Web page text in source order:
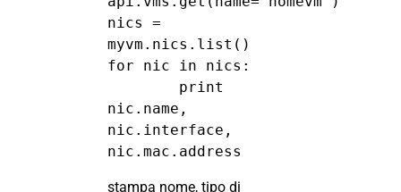
nics =
myvm.nics.list()
for nic in nics:
nic.name,
nic.interface,
nic.mac.address
stampa nome, tipo di